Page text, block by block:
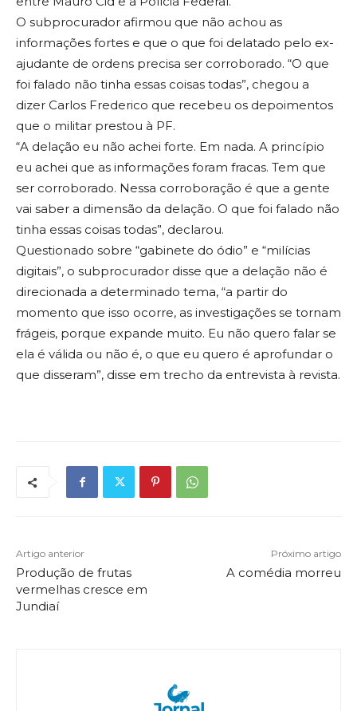
O subprocurador afirmou que não achou as
informações fortes e que o que foi delatado pelo ex-
ajudante de ordens precisa ser corroborado. “O que
foi falado não tinha essas coisas todas”, chegou a
dizer Carlos Frederico que recebeu os depoimentos
que o militar prestou à PF.
“A delação eu não achei forte. Em nada. A princípio
eu achei que as informações foram fracas. Tem que
ser corroborado. Nessa corroboração é que a gente
vai saber a dimensão da delação. O que foi falado não
tinha essas coisas todas”, declarou.
Questionado sobre “gabinete do ódio” e “milícias
digitais”, o subprocurador disse que a delação não é
direcionada a determinado tema, “a partir do
momento que isso ocorre, as investigações se tornam
frágeis, porque expande muito. Eu não quero falar se
ela é válida ou não é, o que eu quero é aprofundar o
que disseram”, disse em trecho da entrevista à revista.
Artigo anterior
Produção de frutas
vermelhas cresce em
Jundiaí
Próximo artigo
A comédia morreu